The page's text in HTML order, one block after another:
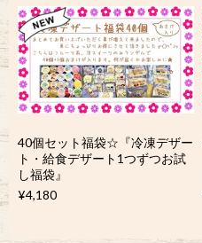
40個セット福袋☆『冷凍デザー
ト・給食デザート1つずつお試
し福袋』
¥4,180